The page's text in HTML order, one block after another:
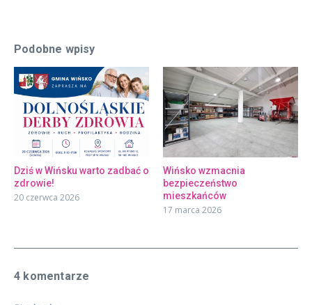
Podobne wpisy
Dziś w Wińsku warto zadbać o
zdrowie!
20 czerwca 2026
Wińsko wzmacnia
bezpieczeństwo
mieszkańców
17 marca 2026
4 komentarze